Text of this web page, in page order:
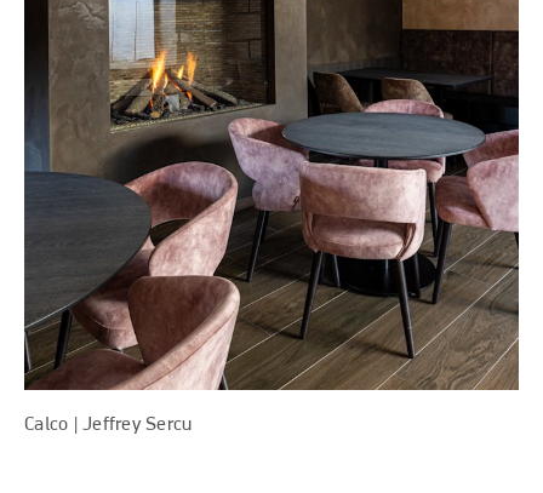
Calco | Jeffrey Sercu